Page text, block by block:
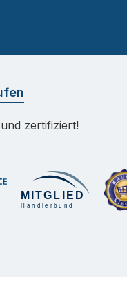
zertifiziert!